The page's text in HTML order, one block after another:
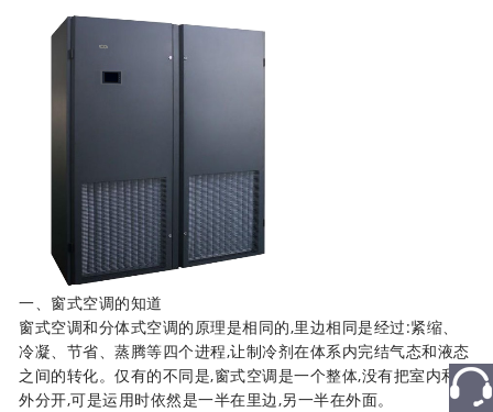
一、窗式空调的知道
窗式空调和分体式空调的原理是相同的,里边相同是经过:紧缩、
冷凝、节省、蒸腾等四个进程,让制冷剂在体系内完结气态和液态
之间的转化。仅有的不同是,窗式空调是一个整体,没有把室内和室
外分开,可是运用时依然是一半在里边,另一半在外面。